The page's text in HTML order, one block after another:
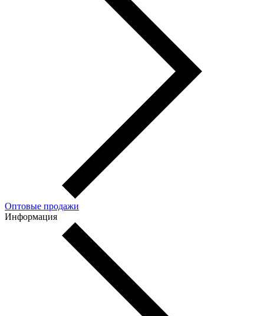
Оптовые продажи
Информация